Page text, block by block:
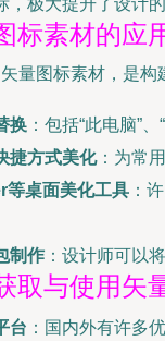
，极大提升了设计
标素材的应
量图标素材，是构
换 ：包括“此电脑”
捷方式美化：为常
等桌面美化工具 ：
制作：设计师可以
取与使用矢
台 ：国内外有许多